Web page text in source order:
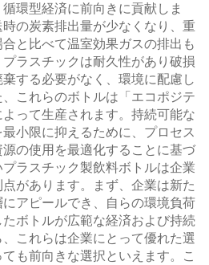
環型経済に前向きに貢献しま
の炭素排出量が少なくなり、重
と比べて温室効果ガスの排出も
ラスチックは耐久性があり破損
する必要がなく、環境に配慮し
これらのボトルは「エコポジテ
って生産されます。持続可能な
小限に抑えるために、プロセス
の使用を最適化することに基づ
ラスチック製飲料ボトルは企業
があります。まず、企業は新た
アピールでき、自らの環境負荷
ボトルが広範な経済および持続
これらは企業にとって優れた選
も前向きな選択といえます。こ